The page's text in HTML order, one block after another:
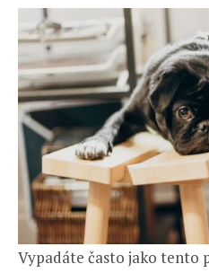
Vypadáte často jako tento